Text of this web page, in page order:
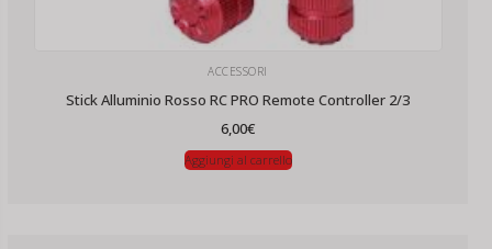
ACCESSORI
Stick Alluminio Rosso RC PRO Remote Controller 2/3
6,00€
Aggiungi al carrello